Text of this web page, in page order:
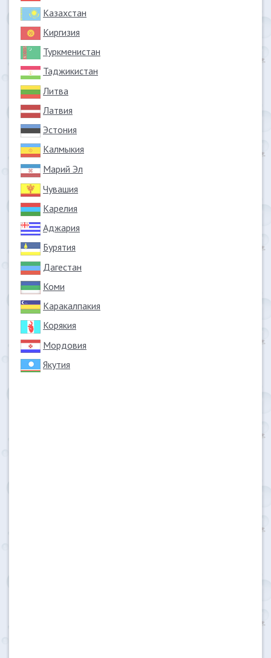
Казахстан
Киргизия
Туркменистан
Таджикистан
Литва
Латвия
Эстония
Калмыкия
Марий Эл
Чувашия
Карелия
Аджария
Бурятия
Дагестан
Коми
Каракалпакия
Корякия
Мордовия
Якутия